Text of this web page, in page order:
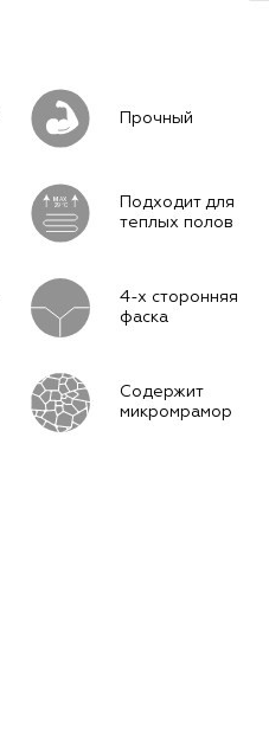
Прочный
MAX
29°C
Подходит для
теплых полов
4-х сторонняя
фаска
Содержит
микромрамор